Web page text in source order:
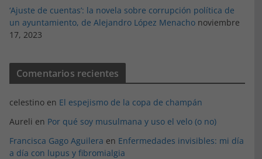
‘Ajuste de cuentas’: la novela sobre corrupción política de
un ayuntamiento, de Alejandro López Menacho noviembre
17, 2023
Comentarios recientes
celestino en El espejismo de la copa de champán
Aureli en Por qué soy musulmana y uso el velo (o no)
Francisca Gago Aguilera en Enfermedades invisibles: mi día
a día con lupus y fibromialgia